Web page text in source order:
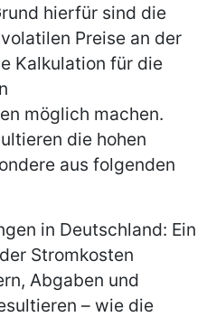
hierfür sind die
Preise an der
Kalkulation für die
möglich machen.
die hohen
aus folgenden
in Deutschland: Ein
Stromkosten
Abgaben und
– wie die